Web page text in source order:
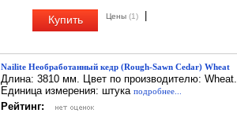
Купить Цены (1)
Nailite Необработанный кедр (Rough-Sawn Cedar) Wheat
Длина: 3810 мм. Цвет по производителю: Wheat.
Единица измерения: штука подробнее...
Рейтинг: